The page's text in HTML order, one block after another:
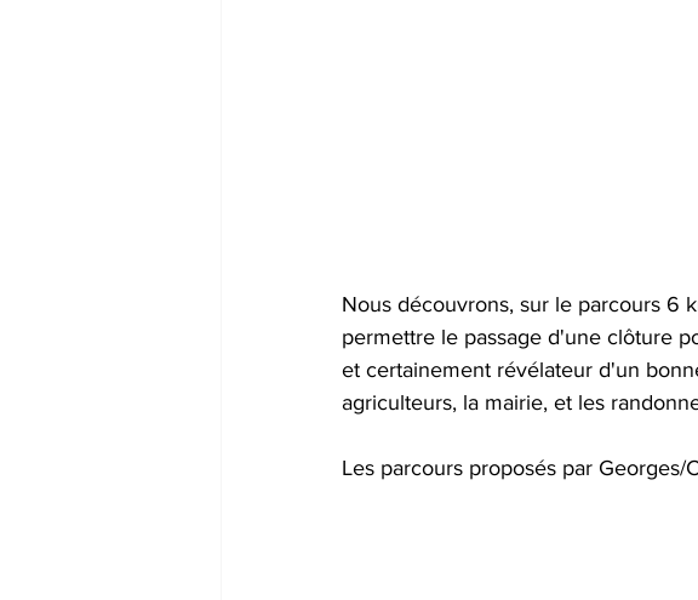
Nous découvrons, sur le parcours 6
permettre le passage d'une clôture
et certainement révélateur d'un
agriculteurs, la mairie, et les
Les parcours proposés par Georges/